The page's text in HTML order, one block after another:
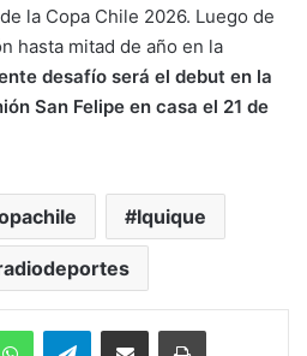
la Copa Chile 2026. Luego de
hasta mitad de año en la
desafío será el debut en la
San Felipe en casa el 21 de
Iquique
WhatsAppTelegramEnviar vía email Imprimir